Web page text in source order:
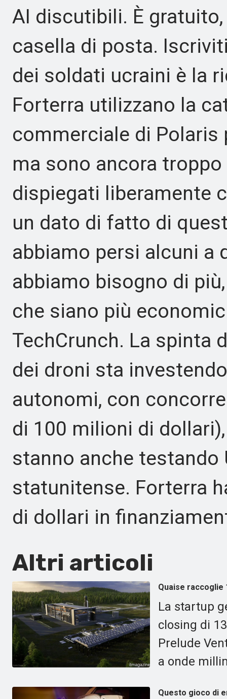
AI discutibili. È
casella di posta.
dei soldati ucraini è la
Forterra utilizzano la
commerciale di Polaris
ma sono ancora
dispiegati liberamente
un dato di fatto di
abbiamo persi alcuni a
abbiamo bisogno di
che siano più
TechCrunch. La spinta
dei droni sta
autonomi, con
di 100 milioni di
stanno anche testando
statunitense. Forterra
di dollari in
Altri articoli
Quaise raccoglie
La startup
closing di
Prelude
a onde
Questo gioco di